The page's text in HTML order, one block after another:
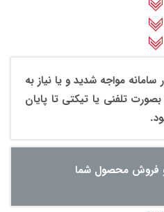
مواجه شدید و یا نیاز به
تلفنی یا تیکتی تا پایان
فروش محصول شما